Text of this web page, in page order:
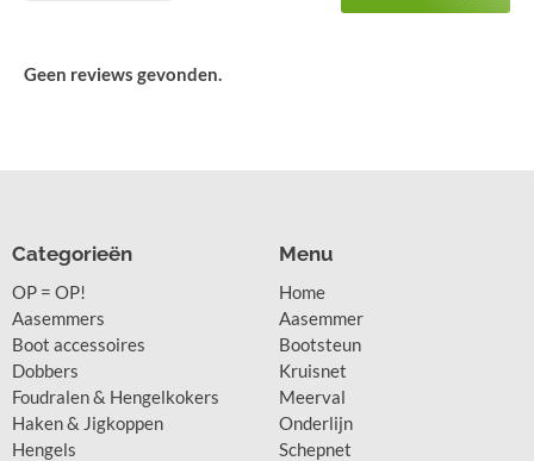
Geen reviews gevonden.
Categorieën
OP = OP!
Aasemmers
Boot accessoires
Dobbers
Foudralen & Hengelkokers
Haken & Jigkoppen
Hengels
Menu
Home
Aasemmer
Bootsteun
Kruisnet
Meerval
Onderlijn
Schepnet